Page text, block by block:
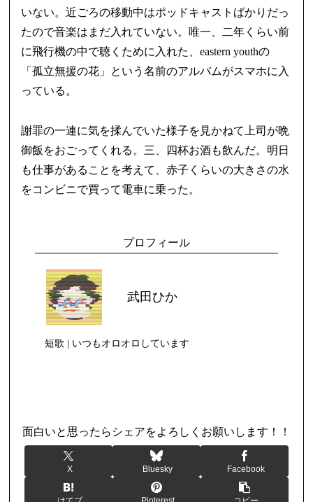
いない。近ごろの移動中はポッドキャストばかりだっ
たので音楽はまだ入れていない。唯一、二年くらい前
に飛行機の中で聴くために入れた、eastern youthの
「孤立無援の花」という名前のアルバムがスマホに入
っている。
謝罪の一連に気を揉んでいた様子を見かねて上司が晩
御飯をおごってくれる。三、四杯お酒も飲んだ。明日
も仕事があることを考えて、赤子くらいの大きさの水
をコンビニで買って電車に乗った。
プロフィール
武田ひか
短歌 | いつもオロオロしています
面白いと思ったらシェアをよろしくお願いします！！
X Bluesky Facebook